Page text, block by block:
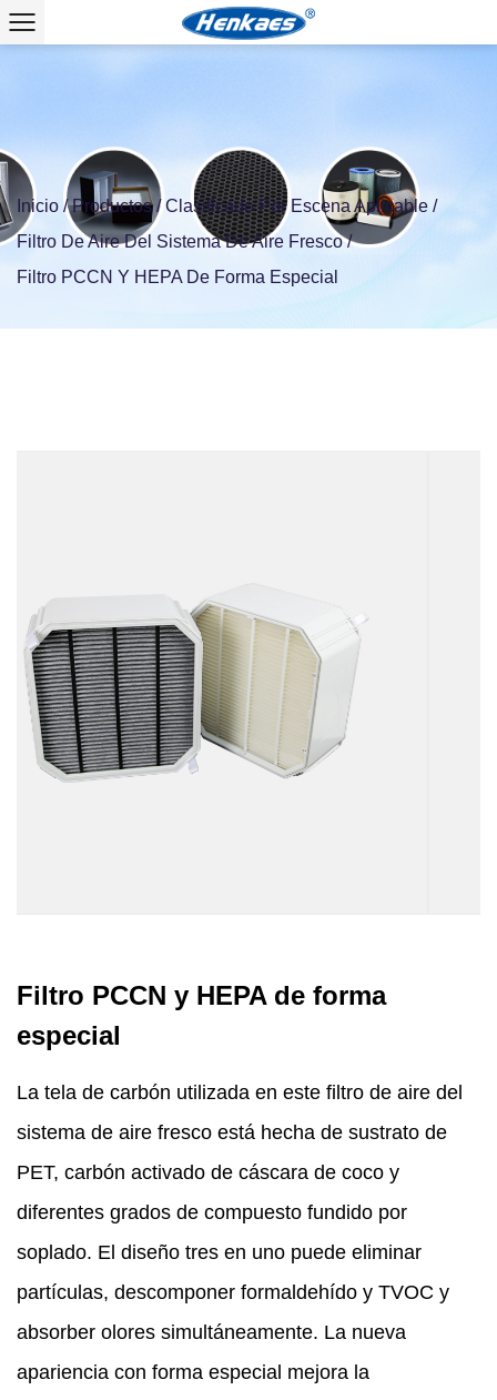
Inicio /Productos/Clasificado Por Escena Aplicable /
Filtro De Aire Del Sistema De Aire Fresco/
Filtro PCCN Y HEPA De Forma Especial
Filtro PCCN y HEPA de forma
especial
La tela de carbón utilizada en este filtro de aire del
sistema de aire fresco está hecha de sustrato de
PET, carbón activado de cáscara de coco y
diferentes grados de compuesto fundido por
soplado. El diseño tres en uno puede eliminar
partículas, descomponer formaldehído y TVOC y
absorber olores simultáneamente. La nueva
apariencia con forma especial mejora la